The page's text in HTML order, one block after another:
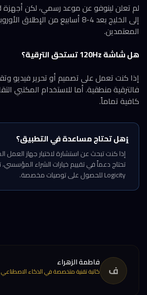
إلى الخليج بعد 4-8 أسابيع من
المعتمدين.
هل شاشة 120Hz تستحق الترقية؟
إذا كنت تعمل على تصميم أو تحرير فيديو
كافية تماماً.
ℹ️هل تحتاج مساعدة في التطبيق؟
إذا كنت تبحث عن استشارة لاختيار جهاز العمل
تحتاج دعماً في تقييم خيارات الشراء
Logicity للحصول على توصيات مخصصة.
ف فاطمة الزهراء
كاتبة تقنية متخصصة في الذكاء الاصطناعي